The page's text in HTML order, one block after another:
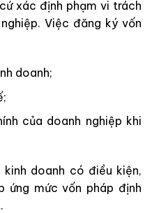
xác định phạm vi trách
Việc đăng ký vốn
doanh;
của doanh nghiệp khi
doanh có điều kiện,
ứng mức vốn pháp định